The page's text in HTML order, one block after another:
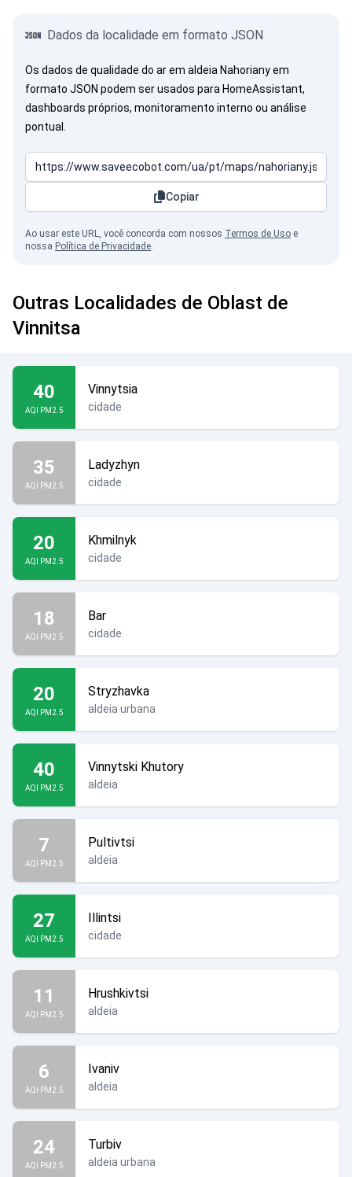
Dados da localidade em formato JSON
Os dados de qualidade do ar em aldeia Nahoriany em
formato JSON podem ser usados para HomeAssistant,
dashboards próprios, monitoramento interno ou análise
pontual.
Copiar
Ao usar este URL, você concorda com nossos Termos de Uso e
nossa Política de Privacidade.
Outras Localidades de Oblast de
Vinnitsa
40
AQI PM2.5
Vinnytsia
cidade
35
AQI PM2.5
Ladyzhyn
cidade
20
AQI PM2.5
Khmilnyk
cidade
18
AQI PM2.5
Bar
cidade
20
AQI PM2.5
Stryzhavka
aldeia urbana
40
AQI PM2.5
Vinnytski Khutory
aldeia
7
AQI PM2.5
Pultivtsi
aldeia
27
AQI PM2.5
Illintsi
cidade
11
AQI PM2.5
Hrushkivtsi
aldeia
6
AQI PM2.5
Ivaniv
aldeia
24
AQI PM2.5
Turbiv
aldeia urbana